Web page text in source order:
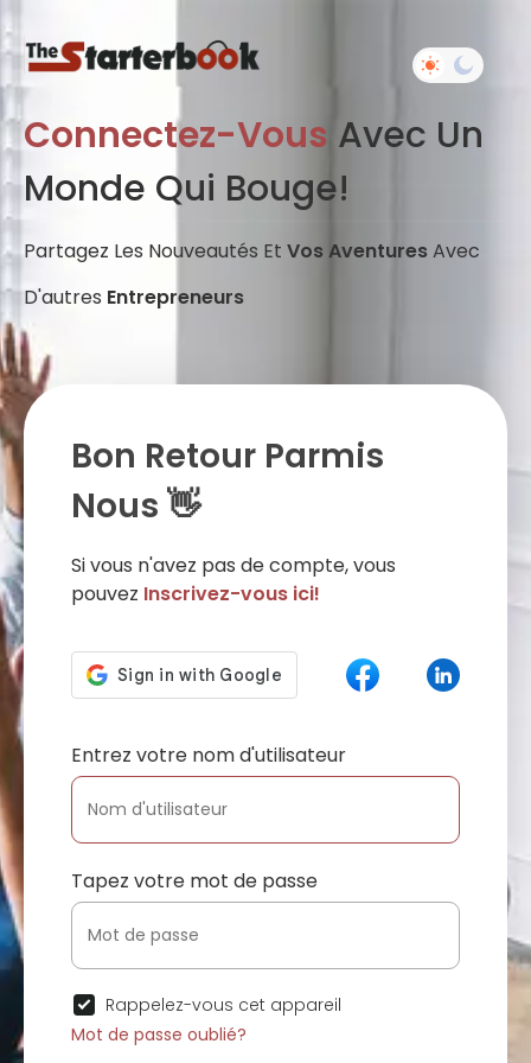
Connectez-Vous Avec Un
Monde Qui Bouge!
Partagez Les Nouveautés Et Vos AventuresAvec
D'autres Entrepreneurs
Bon Retour Parmis
Nous 👋
Si vous n'avez pas de compte, vous
pouvez Inscrivez-vous ici!
Entrez votre nom d'utilisateur
Tapez votre mot de passe
Rappelez-vous cet appareil
Mot de passe oublié?